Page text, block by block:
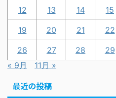
12 13 14 15
19 20 21 22
26 27 28 29
« 9月
11月 »
最近の投稿